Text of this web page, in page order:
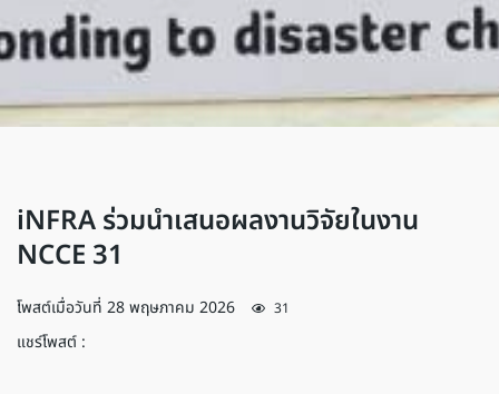
iNFRA ร่วมนำเสนอผลงานวิจัยในงาน
NCCE 31
โพสต์เมื่อวันที่ 28 พฤษภาคม 2026 31
แชร์โพสต์ :